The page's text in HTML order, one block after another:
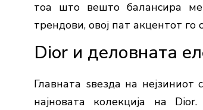
тоа што вешто балансира
трендови, овој пат акцентот
Dior и деловната
Главната ѕвезда на
најновата колекција на